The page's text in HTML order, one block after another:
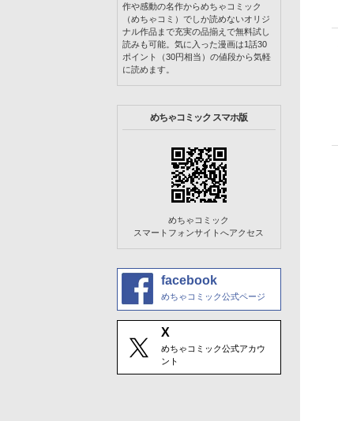
作や感動の名作からめちゃコミック
（めちゃコミ）でしか読めないオリジ
ナル作品まで充実の品揃えで無料試し
読みも可能。気に入った漫画は1話30
ポイント（30円相当）の値段から気軽
に読めます。
めちゃコミック スマホ版
めちゃコミック
スマートフォンサイトへアクセス
facebook
めちゃコミック公式ページ
X
めちゃコミック公式アカウ
ント